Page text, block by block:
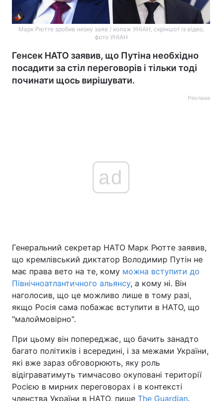
Марк Рютте зробив низку заяв / колаж УНІАН, скріншот із відео,
фото УНІАН
Генсек НАТО заявив, що Путіна необхідно
посадити за стіл переговорів і тільки тоді
починати щось вирішувати.
Реклама
ad
Генеральний секретар НАТО Марк Рютте заявив,
що кремлівський диктатор Володимир Путін не
має права вето на те, кому можна вступити до
Північноатлантичного альянсу, а кому ні. Він
наголосив, що це можливо лише в тому разі,
якщо Росія сама побажає вступити в НАТО, що
"малоймовірно".
При цьому він попереджає, що бачить занадто
багато політиків і всередині, і за межами України,
які вже зараз обговорюють, яку роль
відіграватимуть тимчасово окуповані території
Росією в мирних переговорах і в контексті
членства України в НАТО, пише The Guardian.